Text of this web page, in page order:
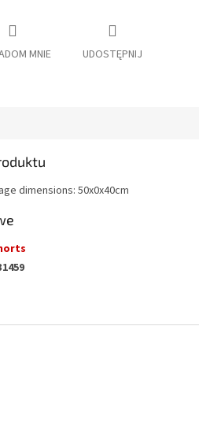
MNIE UDOSTĘPNIJ
dimensions: 50x0x40cm